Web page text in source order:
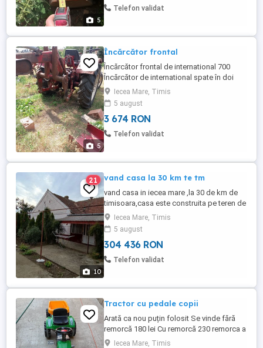
5
Telefon validat
5
Încărcător frontal
Încărcător frontal de international 700
Încărcător de international spate în doi
cilindri 550
Iecea Mare, Timis
5 august
3 674 RON
Telefon validat
10
21 vand casa la 30 km te tm
vand casa in iecea mare ,la 30 de km de
timisoara,casa este construita pe teren de
1000mp,iar gradina este de 1500mp
Iecea Mare, Timis
5 august
304 436 RON
Telefon validat
Tractor cu pedale copii
Arată ca nou puțin folosit Se vinde fără
remorcă 180 lei Cu remorcă 230 remorca a
fost achiziționată separat
Iecea Mare, Timis